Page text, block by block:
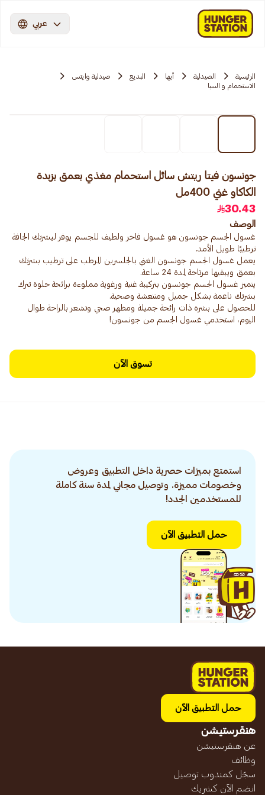
عربي
الرئيسية الصيدلية أبها البديع
صيدلية وايتس
الاستحمام و السبا
جونسون فيتا ريتش سائل استحمام مغذي بعمق بزبدة
الكاكاو غني 400مل
30.43
الوصف
غسول الجسم جونسون هو غسول فاخر ولطيف للجسم يوفر لبشرتك الجافة
يعمل غسول الجسم جونسون الغني بالجلسرين المرطب على ترطيب بشرتك
يتميز غسول الجسم جونسون بتركيبة غنية ورغوية مملوءة برائحة حلوة تترك
للحصول على بشرة ذات رائحة جميلة ومظهر صحي وتشعر بالراحة طوال
اليوم، استخدمي غسول الجسم من جونسون!
تسوق الآن
استمتع بميزات حصرية داخل التطبيق وعروض
وخصومات مميزة. وتوصيل مجاني لمدة سنة كاملة
للمستخدمين الجدد!
حمل التطبيق الآن
حمل التطبيق الآن
هنقرستيشن
عن هنقرستيشن
وظائف
سجّل كمندوب توصيل
انضم الآن كشريك